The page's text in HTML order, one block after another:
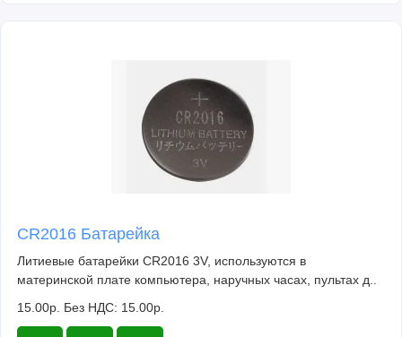
CR2016 Батарейка
Литиевые батарейки CR2016 3V, используются в
материнской плате компьютера, наручных часах, пультах д..
15.00р. Без НДС: 15.00р.